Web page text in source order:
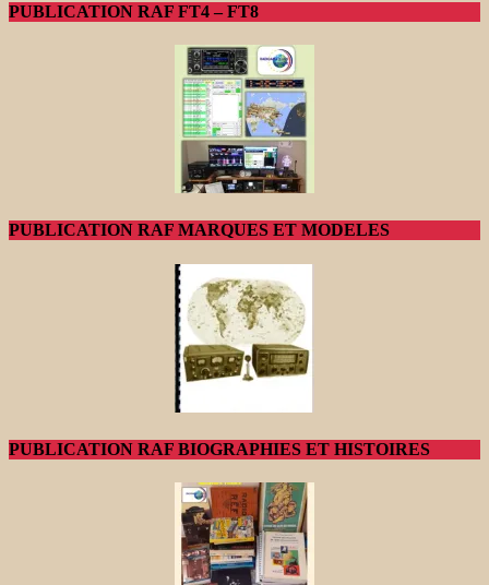
PUBLICATION RAF FT4 – FT8
PUBLICATION RAF MARQUES ET MODELES
PUBLICATION RAF BIOGRAPHIES ET HISTOIRES